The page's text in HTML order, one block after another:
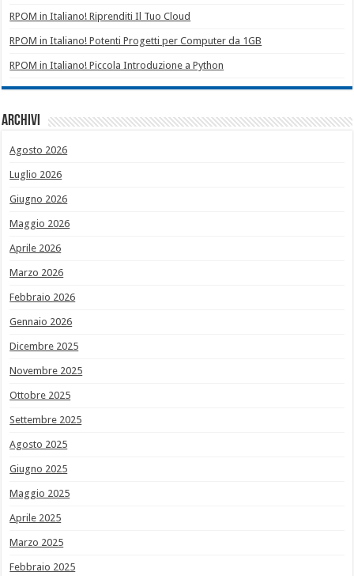
RPOM in Italiano! Riprenditi Il Tuo Cloud
RPOM in Italiano! Potenti Progetti per Computer da 1GB
RPOM in Italiano! Piccola Introduzione a Python
Archivi
Agosto 2026
Luglio 2026
Giugno 2026
Maggio 2026
Aprile 2026
Marzo 2026
Febbraio 2026
Gennaio 2026
Dicembre 2025
Novembre 2025
Ottobre 2025
Settembre 2025
Agosto 2025
Giugno 2025
Maggio 2025
Aprile 2025
Marzo 2025
Febbraio 2025